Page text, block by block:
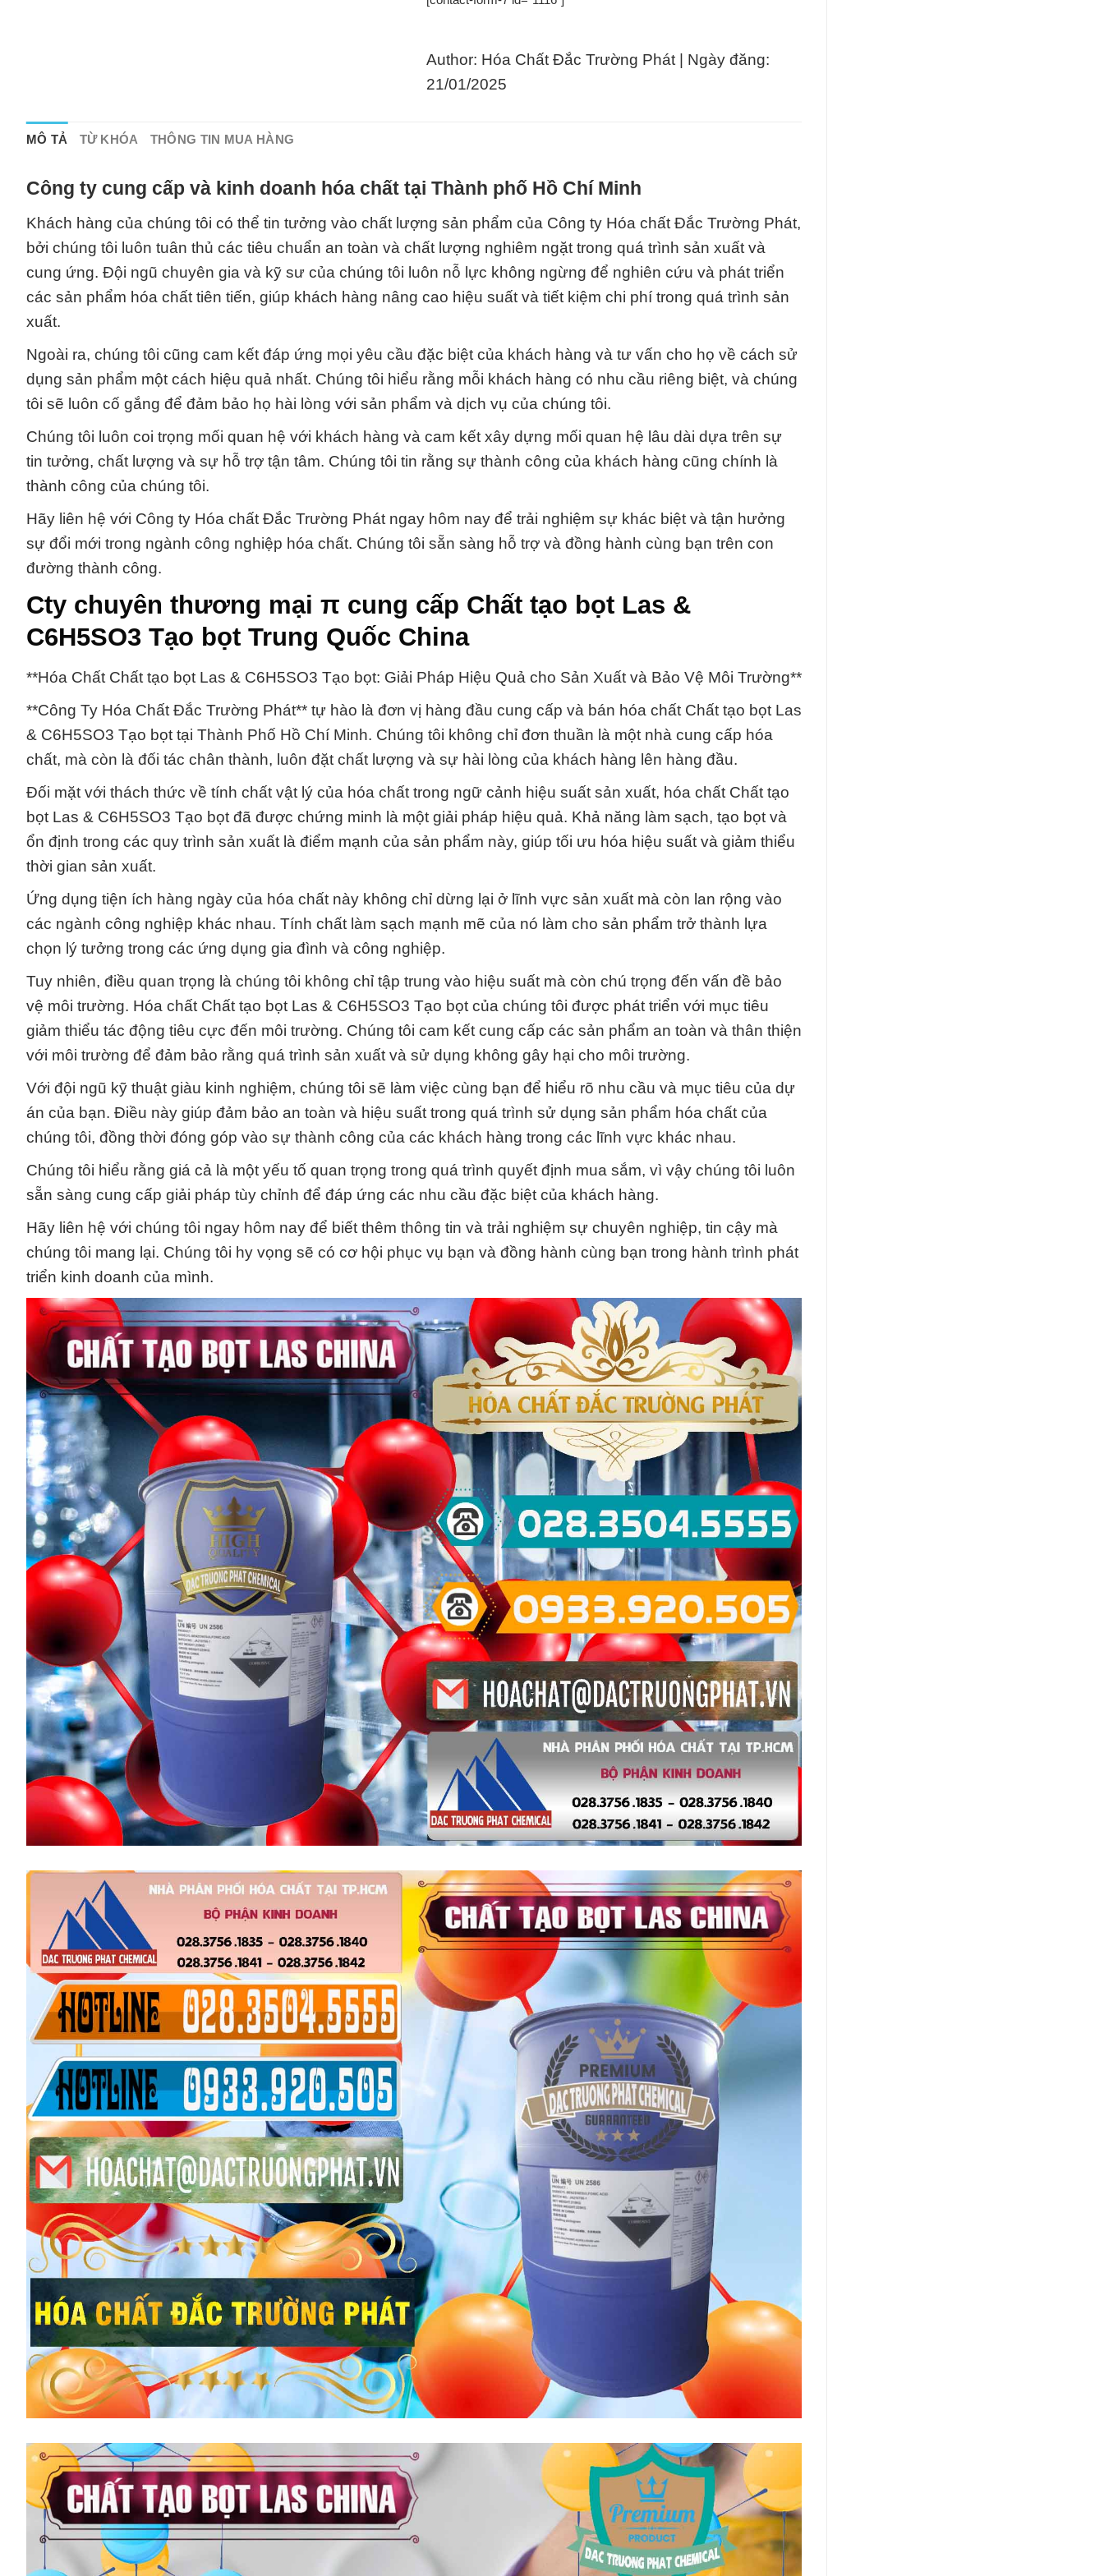
Author: Hóa Chất Đắc Trường Phát | Ngày đăng:
21/01/2025
MÔ TẢ TỪ KHÓA THÔNG TIN MUA HÀNG
Công ty cung cấp và kinh doanh hóa chất tại Thành phố Hồ Chí Minh
Khách hàng của chúng tôi có thể tin tưởng vào chất lượng sản phẩm của Công ty Hóa chất Đắc Trường Phát,
bởi chúng tôi luôn tuân thủ các tiêu chuẩn an toàn và chất lượng nghiêm ngặt trong quá trình sản xuất và
cung ứng. Đội ngũ chuyên gia và kỹ sư của chúng tôi luôn nỗ lực không ngừng để nghiên cứu và phát triển
các sản phẩm hóa chất tiên tiến, giúp khách hàng nâng cao hiệu suất và tiết kiệm chi phí trong quá trình sản
xuất.
Ngoài ra, chúng tôi cũng cam kết đáp ứng mọi yêu cầu đặc biệt của khách hàng và tư vấn cho họ về cách sử
dụng sản phẩm một cách hiệu quả nhất. Chúng tôi hiểu rằng mỗi khách hàng có nhu cầu riêng biệt, và chúng
tôi sẽ luôn cố gắng để đảm bảo họ hài lòng với sản phẩm và dịch vụ của chúng tôi.
Chúng tôi luôn coi trọng mối quan hệ với khách hàng và cam kết xây dựng mối quan hệ lâu dài dựa trên sự
tin tưởng, chất lượng và sự hỗ trợ tận tâm. Chúng tôi tin rằng sự thành công của khách hàng cũng chính là
thành công của chúng tôi.
Hãy liên hệ với Công ty Hóa chất Đắc Trường Phát ngay hôm nay để trải nghiệm sự khác biệt và tận hưởng
sự đổi mới trong ngành công nghiệp hóa chất. Chúng tôi sẵn sàng hỗ trợ và đồng hành cùng bạn trên con
đường thành công.
Cty chuyên thương mại π cung cấp Chất tạo bọt Las &
C6H5SO3 Tạo bọt Trung Quốc China
**Hóa Chất Chất tạo bọt Las & C6H5SO3 Tạo bọt: Giải Pháp Hiệu Quả cho Sản Xuất và Bảo Vệ Môi Trường**
**Công Ty Hóa Chất Đắc Trường Phát** tự hào là đơn vị hàng đầu cung cấp và bán hóa chất Chất tạo bọt Las
& C6H5SO3 Tạo bọt tại Thành Phố Hồ Chí Minh. Chúng tôi không chỉ đơn thuần là một nhà cung cấp hóa
chất, mà còn là đối tác chân thành, luôn đặt chất lượng và sự hài lòng của khách hàng lên hàng đầu.
Đối mặt với thách thức về tính chất vật lý của hóa chất trong ngữ cảnh hiệu suất sản xuất, hóa chất Chất tạo
bọt Las & C6H5SO3 Tạo bọt đã được chứng minh là một giải pháp hiệu quả. Khả năng làm sạch, tạo bọt và
ổn định trong các quy trình sản xuất là điểm mạnh của sản phẩm này, giúp tối ưu hóa hiệu suất và giảm thiểu
thời gian sản xuất.
Ứng dụng tiện ích hàng ngày của hóa chất này không chỉ dừng lại ở lĩnh vực sản xuất mà còn lan rộng vào
các ngành công nghiệp khác nhau. Tính chất làm sạch mạnh mẽ của nó làm cho sản phẩm trở thành lựa
chọn lý tưởng trong các ứng dụng gia đình và công nghiệp.
Tuy nhiên, điều quan trọng là chúng tôi không chỉ tập trung vào hiệu suất mà còn chú trọng đến vấn đề bảo
vệ môi trường. Hóa chất Chất tạo bọt Las & C6H5SO3 Tạo bọt của chúng tôi được phát triển với mục tiêu
giảm thiểu tác động tiêu cực đến môi trường. Chúng tôi cam kết cung cấp các sản phẩm an toàn và thân thiện
với môi trường để đảm bảo rằng quá trình sản xuất và sử dụng không gây hại cho môi trường.
Với đội ngũ kỹ thuật giàu kinh nghiệm, chúng tôi sẽ làm việc cùng bạn để hiểu rõ nhu cầu và mục tiêu của dự
án của bạn. Điều này giúp đảm bảo an toàn và hiệu suất trong quá trình sử dụng sản phẩm hóa chất của
chúng tôi, đồng thời đóng góp vào sự thành công của các khách hàng trong các lĩnh vực khác nhau.
Chúng tôi hiểu rằng giá cả là một yếu tố quan trọng trong quá trình quyết định mua sắm, vì vậy chúng tôi luôn
sẵn sàng cung cấp giải pháp tùy chỉnh để đáp ứng các nhu cầu đặc biệt của khách hàng.
Hãy liên hệ với chúng tôi ngay hôm nay để biết thêm thông tin và trải nghiệm sự chuyên nghiệp, tin cậy mà
chúng tôi mang lại. Chúng tôi hy vọng sẽ có cơ hội phục vụ bạn và đồng hành cùng bạn trong hành trình phát
triển kinh doanh của mình.